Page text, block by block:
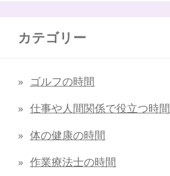
カテゴリー
ゴルフの時間
仕事や人間関係で役立つ時間
体の健康の時間
作業療法士の時間